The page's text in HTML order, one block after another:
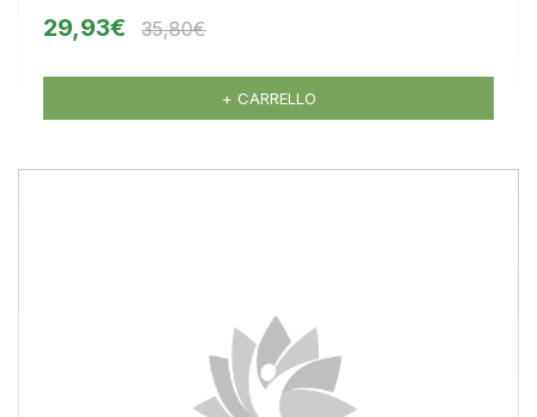
29,93€ 35,80€
+ CARRELLO